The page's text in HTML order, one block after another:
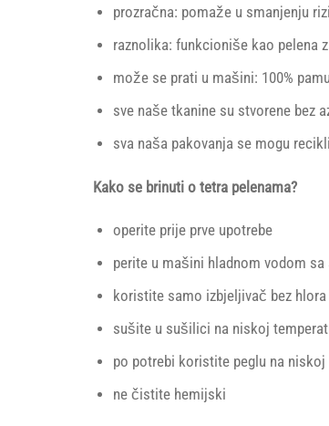
prozračna: pomaže u smanjenju
raznolika: funkcioniše kao pelena
može se prati u mašini: 100%
sve naše tkanine su stvorene bez
sva naša pakovanja se mogu
Kako se brinuti o tetra pelenama?
operite prije prve upotrebe
perite u mašini hladnom vodom
koristite samo izbjeljivač bez
sušite u sušilici na niskoj
po potrebi koristite peglu na niskoj
ne čistite hemijski